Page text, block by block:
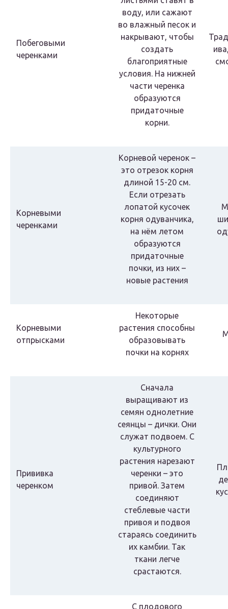
Побеговыми
черенками
воду, или сажают
во влажный песок и
накрывают, чтобы
создать
благоприятные
условия. На нижней
части черенка
образуются
придаточные
корни.
Корневыми
черенками
Корневой черенок –
это отрезок корня
длиной 15-20 см.
Если отрезать
лопатой кусочек
корня одуванчика,
на нём летом
образуются
придаточные
почки, из них –
новые растения
Корневыми
отпрысками
Некоторые
растения способны
образовывать
почки на корнях
Прививка
черенком
Сначала
выращивают из
семян однолетние
сеянцы – дички. Они
служат подвоем. С
культурного
растения нарезают
черенки – это
привой. Затем
соединяют
стеблевые части
привоя и подвоя
стараясь соединить
их камбии. Так
ткани легче
срастаются.
С плодового